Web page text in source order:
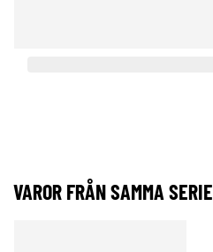
VAROR FRÅN SAMMA SERIE